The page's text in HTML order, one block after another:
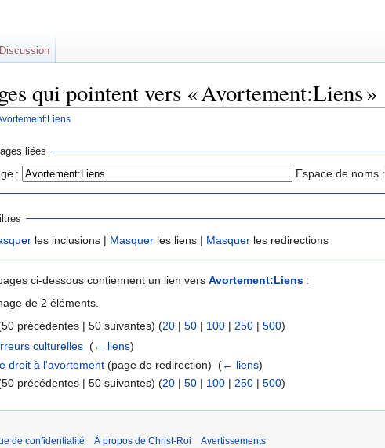
qui pointent vers « Avortement:Liens »
liées
: Espace de noms :
les inclusions | Masquer les liens | Masquer les redirections
ci-dessous contiennent un lien vers Avortement:Liens :
de 2 éléments.
précédentes | 50 suivantes) (20 | 50 | 100 | 250 | 500)
culturelles ‎(← liens)
droit à l'avortement (page de redirection) ‎(← liens)
précédentes | 50 suivantes) (20 | 50 | 100 | 250 | 500)
Discussion
de confidentialité À propos de Christ-Roi Avertissements